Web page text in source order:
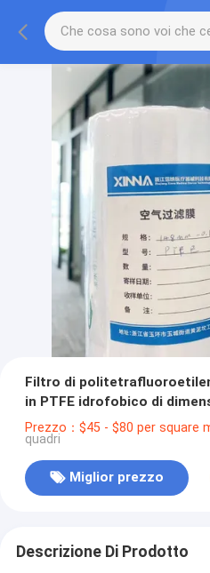
Filtro di
in PTFE idrofobico di
Prezzo：$45 - $80 per square
quadri
Miglior prezzo
Descrizione Di Prodotto